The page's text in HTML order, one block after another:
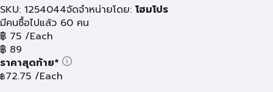
SKU: 1254044จัดจำหน่ายโดย: โฮมโปร
มีคนซื้อไปแล้ว 60 คน
฿ 75 /Each
฿ 89
ราคาสุดท้าย*
฿72.75 /Each